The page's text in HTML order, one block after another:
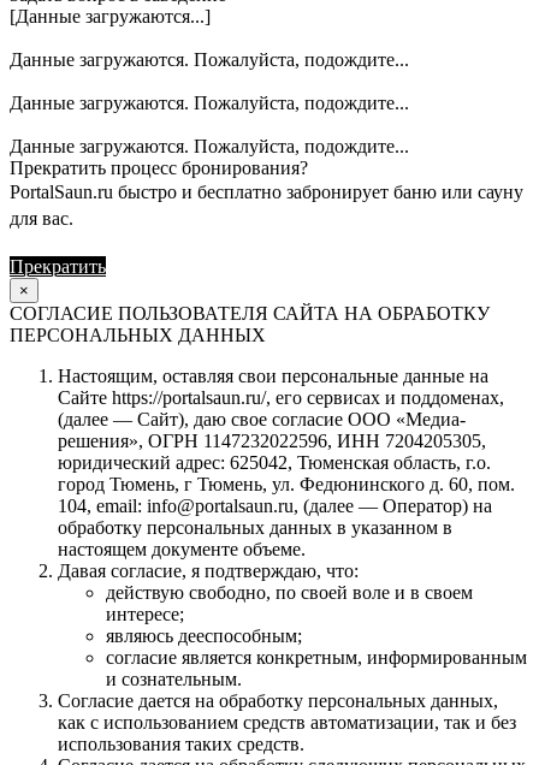
[Данные загружаются...]
Данные загружаются. Пожалуйста, подождите...
Данные загружаются. Пожалуйста, подождите...
Данные загружаются. Пожалуйста, подождите...
Прекратить процесс бронирования?
PortalSaun.ru быстро и бесплатно забронирует баню или сауну
для вас.
Прекратить
×
СОГЛАСИЕ ПОЛЬЗОВАТЕЛЯ САЙТА НА ОБРАБОТКУ
ПЕРСОНАЛЬНЫХ ДАННЫХ
Настоящим, оставляя свои персональные данные на
Сайте https://portalsaun.ru/, его сервисах и поддоменах,
(далее — Сайт), даю свое согласие ООО «Медиа-
решения», ОГРН 1147232022596, ИНН 7204205305,
юридический адрес: 625042, Тюменская область, г.о.
город Тюмень, г Тюмень, ул. Федюнинского д. 60, пом.
104, email: info@portalsaun.ru, (далее — Оператор) на
обработку персональных данных в указанном в
настоящем документе объеме.
Давая согласие, я подтверждаю, что:
действую свободно, по своей воле и в своем
интересе;
являюсь дееспособным;
согласие является конкретным, информированным
и сознательным.
Согласие дается на обработку персональных данных,
как с использованием средств автоматизации, так и без
использования таких средств.